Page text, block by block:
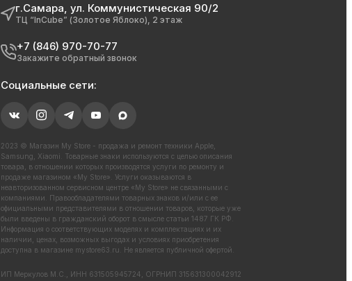
г.Самара, ул. Коммунистическая 90/2
ТЦ “InCube” (Золотое Яблоко), 2 этаж
+7 (846) 970-70-77
Закажите обратный звонок
Социальные сети:
2023 © Магазин My Store - продажа и ремонт техники Apple,
Samsung, Xiaomi. Товарные знаки используются с целью описания
товара, в отношении которых производятся услуги по ремонту и
продаже магазином «My Store». Услуги оказываются в
неавторизованном сервисном центре «My Store» не связанными с
компаниями. Правообладателями товарных знаков и/или с ее
официальными представителями в отношении товаров, которые уже
были введены в гражданский оборот в смысле статьи 1487 ГК РФ.
Информация о соответствующих моделях и комплектациях и их
наличии, ценах, возможных выгодах и условиях приобретения
доступна в магазине mystore63.ru . Не является публичной офертой.
ИП Меркулов М.С., ИНН 631505945724, ОГРНИП 315631300042912